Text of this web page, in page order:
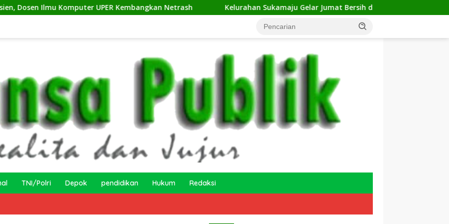
Komputer UPER Kembangkan Netrash Kelurahan Sukamaju Gelar Jumat Bersih di RW 23, Warga Sampaikan Aspirasi
TNI/Polri Depok pendidikan Hukum Redaksi